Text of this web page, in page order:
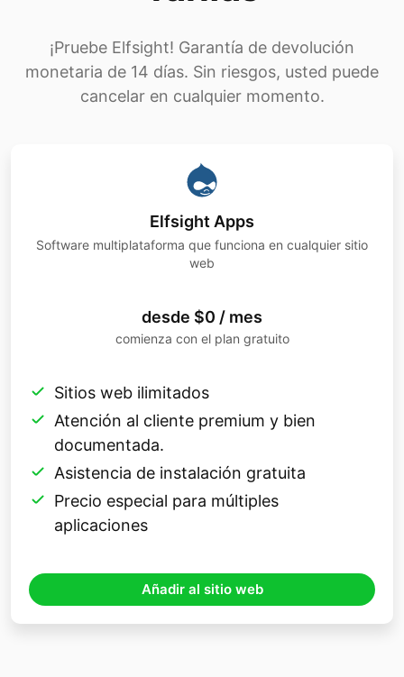
¡Pruebe Elfsight! Garantía de devolución
monetaria de 14 días. Sin riesgos, usted puede
cancelar en cualquier momento.
Elfsight Apps
Software multiplataforma que funciona en cualquier sitio
web
desde $0 / mes
comienza con el plan gratuito
Sitios web ilimitados
Atención al cliente premium y bien
documentada.
Asistencia de instalación gratuita
Precio especial para múltiples
aplicaciones
Añadir al sitio web